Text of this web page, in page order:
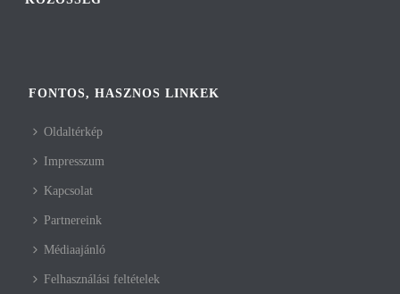
FONTOS, HASZNOS LINKEK
Oldaltérkép
Impresszum
Kapcsolat
Partnereink
Médiaajánló
Felhasználási feltételek